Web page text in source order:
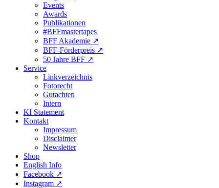
Events
Awards
Publikationen
#BFFmastertapes
BFF Akademie ↗︎
BFF-Förderpreis ↗︎
50 Jahre BFF ↗︎
Service
Linkverzeichnis
Fotorecht
Gutachten
Intern
KI Statement
Kontakt
Impressum
Disclaimer
Newsletter
Shop
English Info
Facebook ↗︎
Instagram ↗︎